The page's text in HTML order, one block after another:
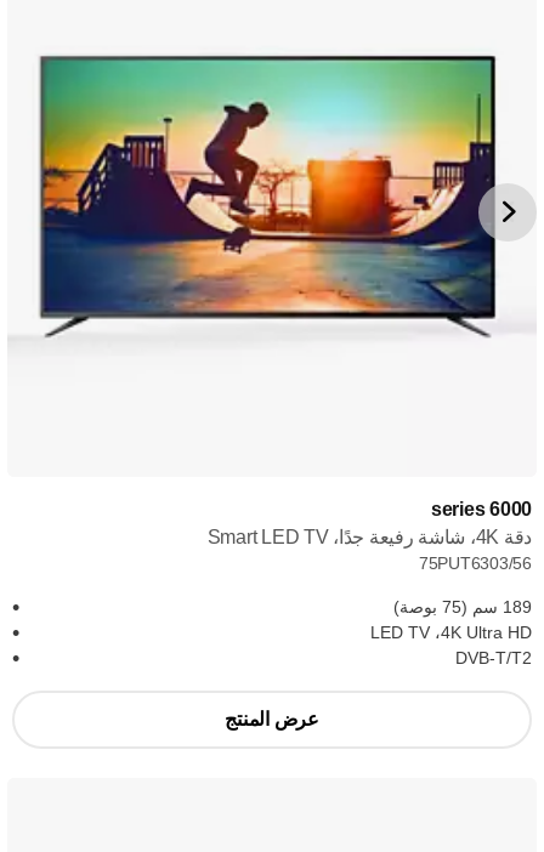
6000 series
دقة 4K، شاشة رفيعة جدًا، Smart LED TV
75PUT6303/56
189 سم (75 بوصة)
4K Ultra HD، ‏LED TV
DVB-T/T2
عرض المنتج